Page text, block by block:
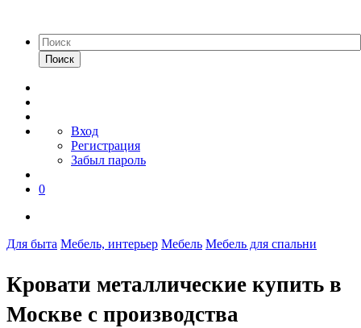
Поиск
Вход
Регистрация
Забыл пароль
0
Для быта Мебель, интерьер Мебель Мебель для спальни
Кровати металлические купить в
Москве с производства